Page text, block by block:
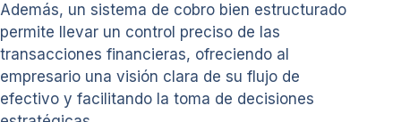
Además, un sistema de cobro bien estructurado
permite llevar un control preciso de las
transacciones financieras, ofreciendo al
empresario una visión clara de su flujo de
efectivo y facilitando la toma de decisiones